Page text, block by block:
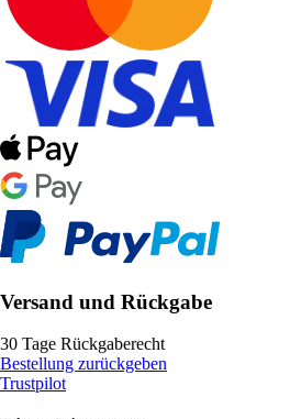
Versand und Rückgabe
30 Tage Rückgaberecht
Bestellung zurückgeben
Trustpilot